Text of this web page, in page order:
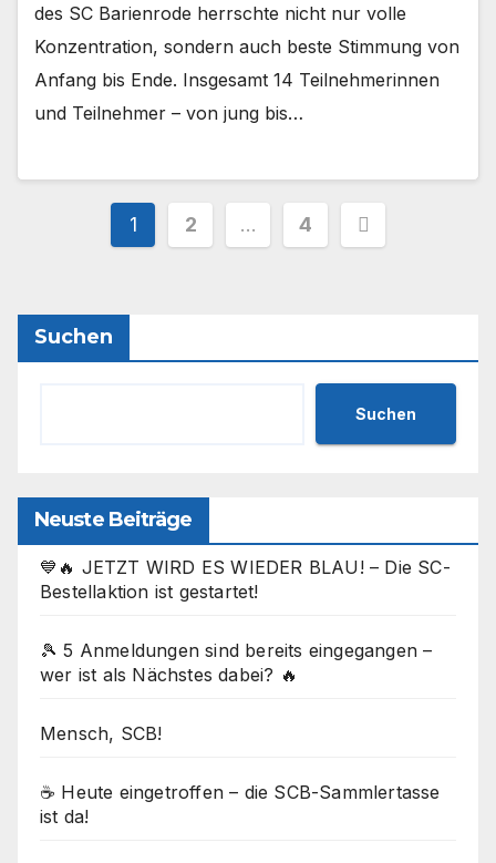
des SC Barienrode herrschte nicht nur volle
Konzentration, sondern auch beste Stimmung von
Anfang bis Ende. Insgesamt 14 Teilnehmerinnen
und Teilnehmer – von jung bis…
Seitennummerierung
Beiträge
1 2 … 4
Suchen
Suchen
Neuste Beiträge
💙🔥 JETZT WIRD ES WIEDER BLAU! – Die SC-
Bestellaktion ist gestartet!
🎾 5 Anmeldungen sind bereits eingegangen –
wer ist als Nächstes dabei? 🔥
Mensch, SCB!
☕ Heute eingetroffen – die SCB-Sammlertasse
ist da!